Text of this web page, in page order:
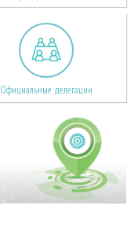
Официальные делегации